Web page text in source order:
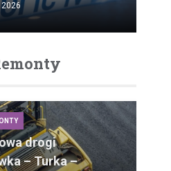
drogi
– Turka –